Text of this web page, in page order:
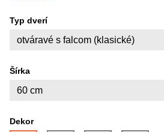
Typ dverí
Šírka
Dekor